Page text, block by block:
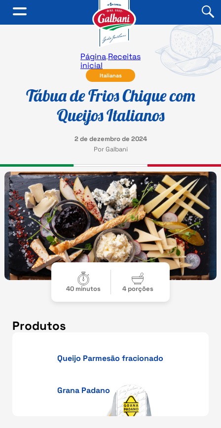
Página
inicial
.Receitas
Italianas
Tábua de Frios Chique com
Queijos Italianos
2 de dezembro de 2024
Por Galbani
40 minutos 4 porções
Produtos
Queijo Parmesão fracionado
Grana Padano